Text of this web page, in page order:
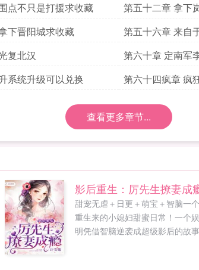
点不只是打援求收藏 第五十二章 拿下
下晋阳城求收藏 第五十六章 来自
复北汉 第六十章 定南军
系统升级可以兑换 第六十四疯章 疯
查看更多章节...
影后重生：厉先生撩妻成
甜宠无虐＋日更＋萌宝＋智脑一
重生来的小媳妇甜蜜日常！一个
明凭借智脑逆袭成超级影后的故